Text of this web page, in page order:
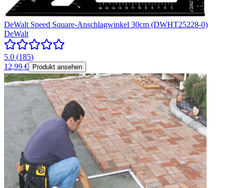
DeWalt Speed Square-Anschlagwinkel 30cm (DWHT25228-0)
DeWalt
5.0 (185)
12,99 €
Produkt ansehen